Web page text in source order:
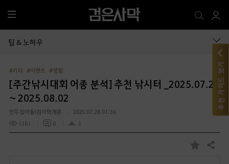
전
체
메
팁 & 노하우
#기타 #이벤트 #생활
[주간낚시대회 어종 분석] 추천 낚시터 _2025.07.28
~ 2025.08.02
만두집아들I검사학개론
2025.07.28 01:36
1181
0 1
즐
공유하기
추천 가이드 보기